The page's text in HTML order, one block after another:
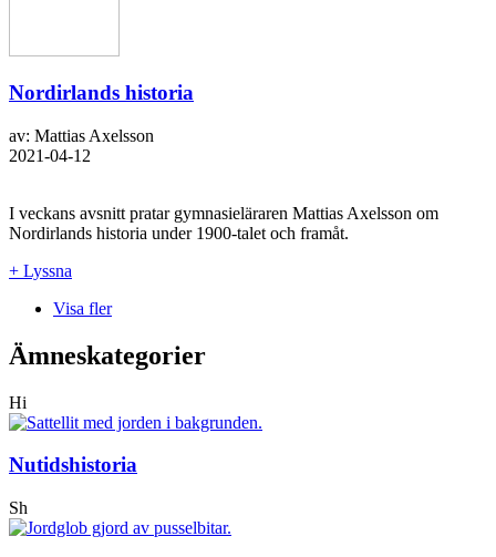
Nordirlands historia
av: Mattias Axelsson
2021-04-12
I veckans avsnitt pratar gymnasieläraren Mattias Axelsson om
Nordirlands historia under 1900-talet och framåt.
+ Lyssna
Visa fler
Ämneskategorier
Hi
Nutidshistoria
Sh